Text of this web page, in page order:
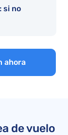
si no
ahora
de vuelo